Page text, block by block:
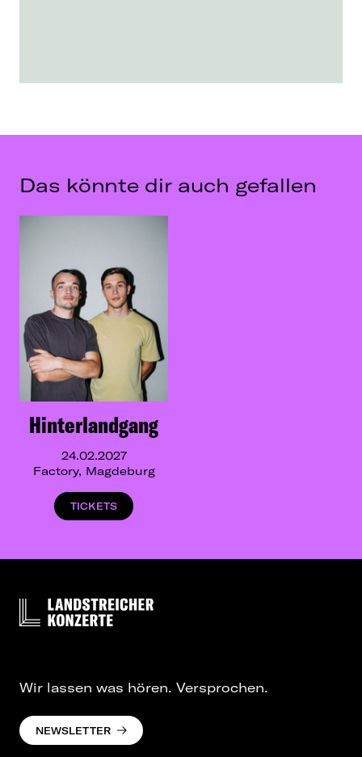
Das könnte dir auch gefallen
Hinterlandgang
24.02.2027
Factory, Magdeburg
TICKETS
Wir lassen was hören. Versprochen.
NEWSLETTER